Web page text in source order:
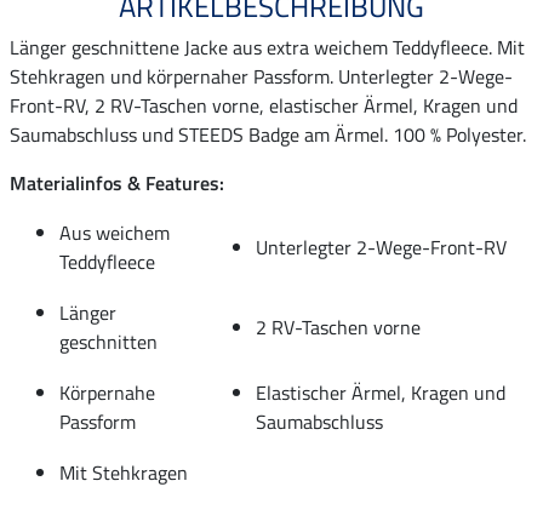
Länger geschnittene Jacke aus extra weichem Teddyfleece. Mit
Stehkragen und körpernaher Passform. Unterlegter 2-Wege-
Front-RV, 2 RV-Taschen vorne, elastischer Ärmel, Kragen und
Saumabschluss und STEEDS Badge am Ärmel. 100 % Polyester.
Materialinfos & Features:
Aus weichem
Teddyfleece
Unterlegter 2-Wege-Front-RV
Länger
geschnitten
2 RV-Taschen vorne
Körpernahe
Passform
Elastischer Ärmel, Kragen und
Saumabschluss
Mit Stehkragen